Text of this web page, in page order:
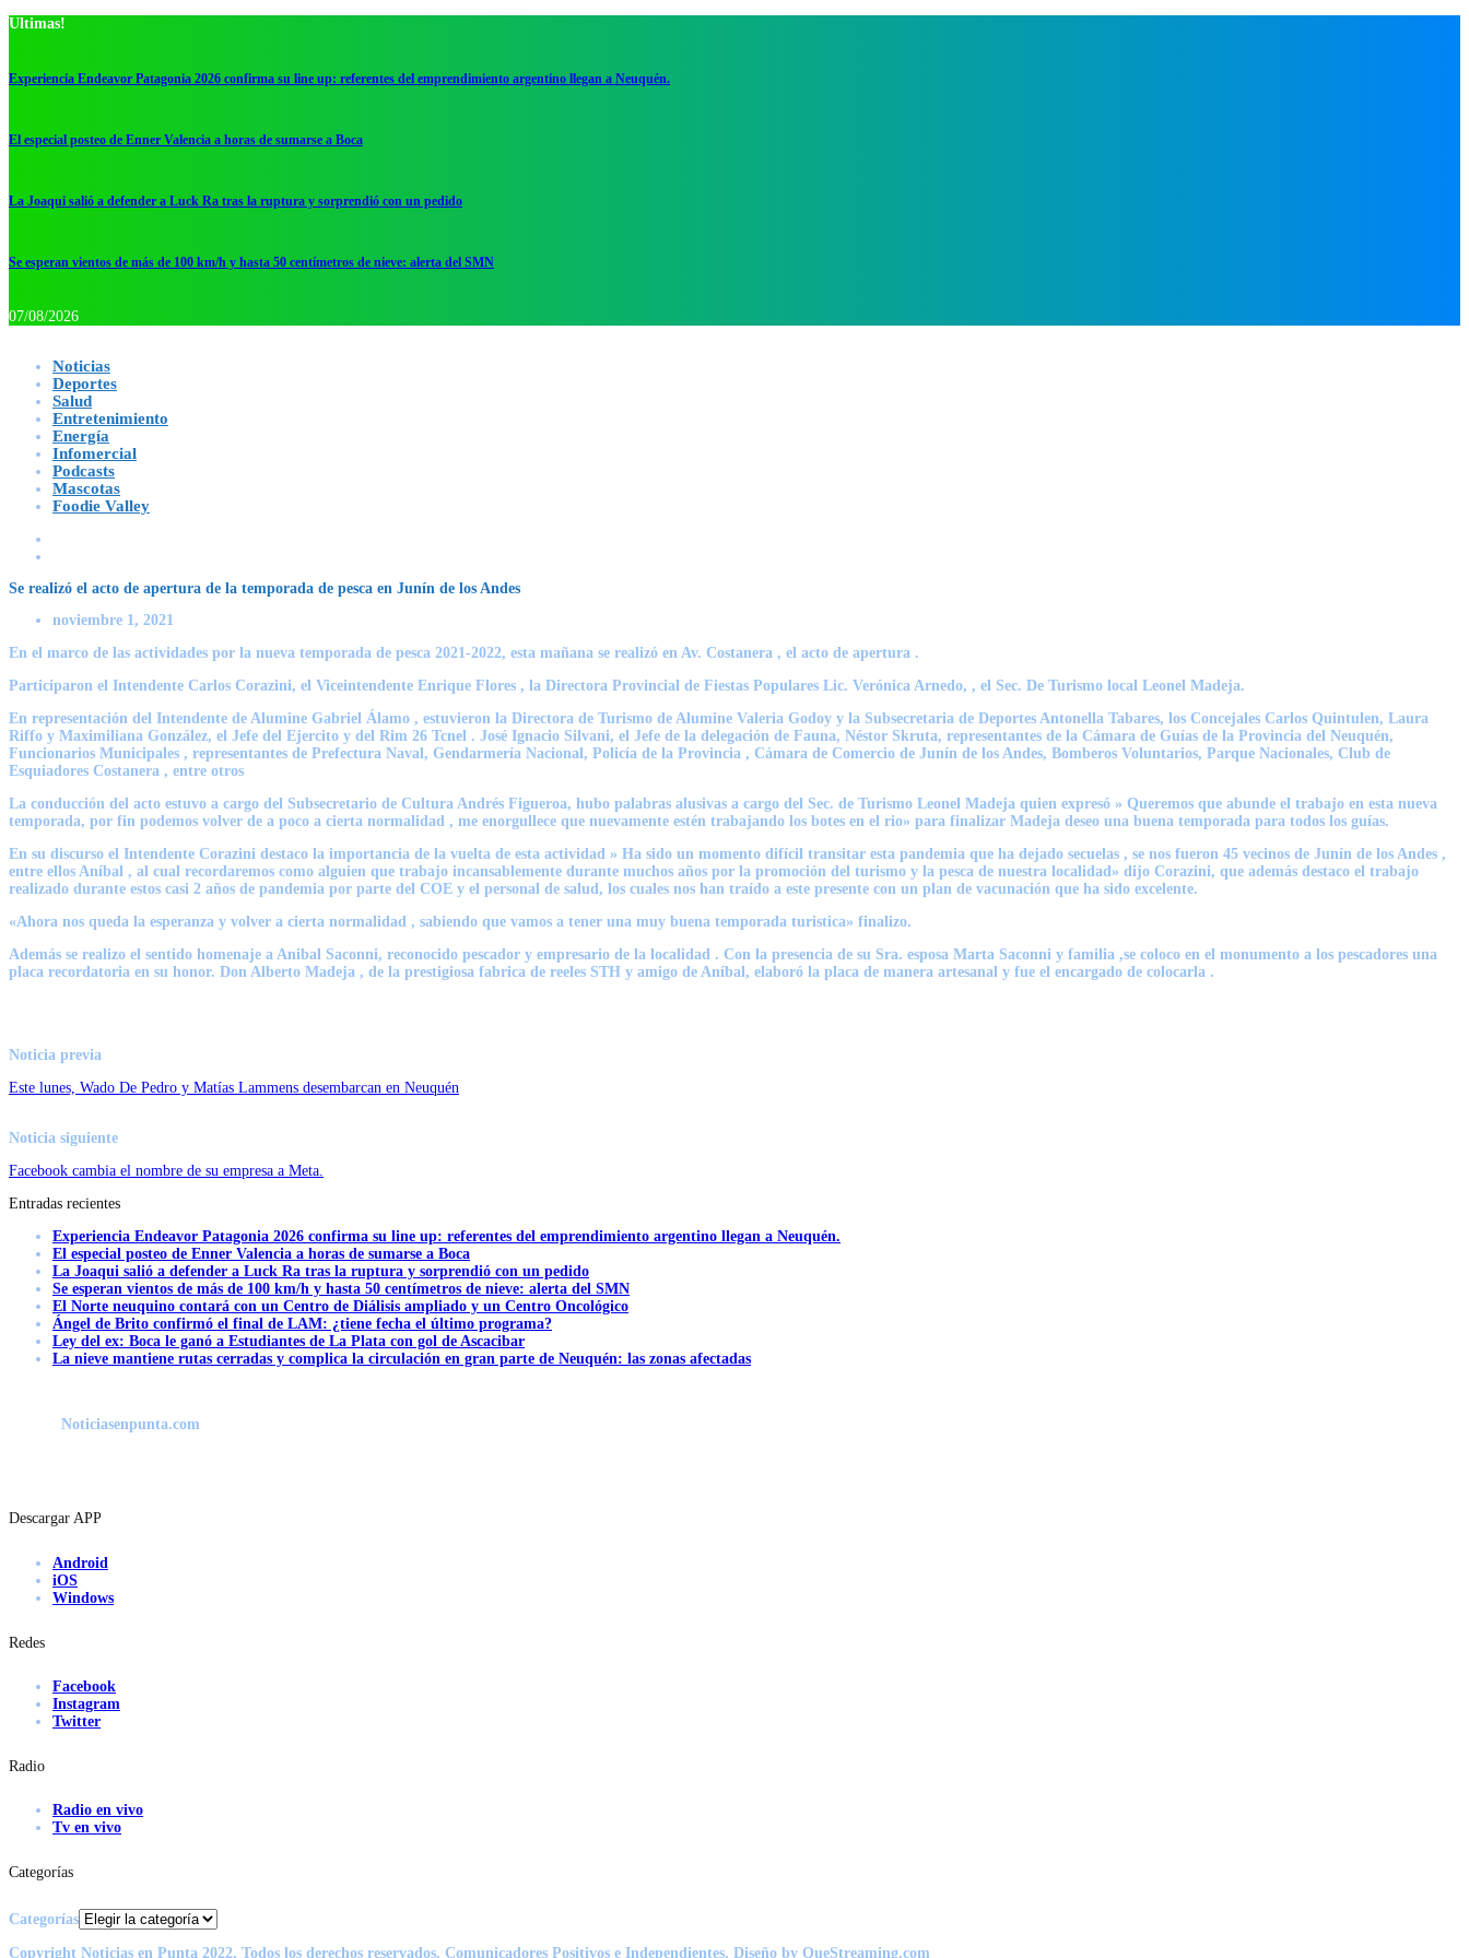
Ultimas!
Experiencia Endeavor Patagonia 2026 confirma su line up: referentes del emprendimiento argentino llegan a Neuquén.
El especial posteo de Enner Valencia a horas de sumarse a Boca
La Joaqui salió a defender a Luck Ra tras la ruptura y sorprendió con un pedido
Se esperan vientos de más de 100 km/h y hasta 50 centímetros de nieve: alerta del SMN
07/08/2026
Noticias
Deportes
Salud
Entretenimiento
Energía
Infomercial
Podcasts
Mascotas
Foodie Valley
Se realizó el acto de apertura de la temporada de pesca en Junín de los Andes
noviembre 1, 2021
En el marco de las actividades por la nueva temporada de pesca 2021-2022, esta mañana se realizó en Av. Costanera , el acto de apertura .
Participaron el Intendente Carlos Corazini, el Viceintendente Enrique Flores , la Directora Provincial de Fiestas Populares Lic. Verónica Arnedo, , el Sec. De Turismo local Leonel Madeja.
En representación del Intendente de Alumine Gabriel Álamo , estuvieron la Directora de Turismo de Alumine Valeria Godoy y la Subsecretaria de Deportes Antonella Tabares, los Concejales Carlos Quintulen, Laura
Riffo y Maximiliana González, el Jefe del Ejercito y del Rim 26 Tcnel . José Ignacio Silvani, el Jefe de la delegación de Fauna, Néstor Skruta, representantes de la Cámara de Guías de la Provincia del Neuquén,
Funcionarios Municipales , representantes de Prefectura Naval, Gendarmería Nacional, Policía de la Provincia , Cámara de Comercio de Junín de los Andes, Bomberos Voluntarios, Parque Nacionales, Club de
Esquiadores Costanera , entre otros
La conducción del acto estuvo a cargo del Subsecretario de Cultura Andrés Figueroa, hubo palabras alusivas a cargo del Sec. de Turismo Leonel Madeja quien expresó » Queremos que abunde el trabajo en esta nueva
temporada, por fin podemos volver de a poco a cierta normalidad , me enorgullece que nuevamente estén trabajando los botes en el rio» para finalizar Madeja deseo una buena temporada para todos los guías.
En su discurso el Intendente Corazini destaco la importancia de la vuelta de esta actividad » Ha sido un momento difícil transitar esta pandemia que ha dejado secuelas , se nos fueron 45 vecinos de Junín de los Andes ,
entre ellos Aníbal , al cual recordaremos como alguien que trabajo incansablemente durante muchos años por la promoción del turismo y la pesca de nuestra localidad» dijo Corazini, que además destaco el trabajo
realizado durante estos casi 2 años de pandemia por parte del COE y el personal de salud, los cuales nos han traído a este presente con un plan de vacunación que ha sido excelente.
«Ahora nos queda la esperanza y volver a cierta normalidad , sabiendo que vamos a tener una muy buena temporada turistica» finalizo.
Además se realizo el sentido homenaje a Anibal Saconni, reconocido pescador y empresario de la localidad . Con la presencia de su Sra. esposa Marta Saconni y familia ,se coloco en el monumento a los pescadores una
placa recordatoria en su honor. Don Alberto Madeja , de la prestigiosa fabrica de reeles STH y amigo de Aníbal, elaboró la placa de manera artesanal y fue el encargado de colocarla .
Noticia previa
Este lunes, Wado De Pedro y Matías Lammens desembarcan en Neuquén
Noticia siguiente
Facebook cambia el nombre de su empresa a Meta.
Entradas recientes
Experiencia Endeavor Patagonia 2026 confirma su line up: referentes del emprendimiento argentino llegan a Neuquén.
El especial posteo de Enner Valencia a horas de sumarse a Boca
La Joaqui salió a defender a Luck Ra tras la ruptura y sorprendió con un pedido
Se esperan vientos de más de 100 km/h y hasta 50 centímetros de nieve: alerta del SMN
El Norte neuquino contará con un Centro de Diálisis ampliado y un Centro Oncológico
Ángel de Brito confirmó el final de LAM: ¿tiene fecha el último programa?
Ley del ex: Boca le ganó a Estudiantes de La Plata con gol de Ascacibar
La nieve mantiene rutas cerradas y complica la circulación en gran parte de Neuquén: las zonas afectadas
Noticiasenpunta.com
Descargar APP
Android
iOS
Windows
Redes
Facebook
Instagram
Twitter
Radio
Radio en vivo
Tv en vivo
Categorías
Categorías
Copyright Noticias en Punta 2022, Todos los derechos reservados. Comunicadores Positivos e Independientes. Diseño by QueStreaming.com